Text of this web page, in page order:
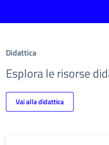
Didattica
Esplora le risorse
Vai alla didattica